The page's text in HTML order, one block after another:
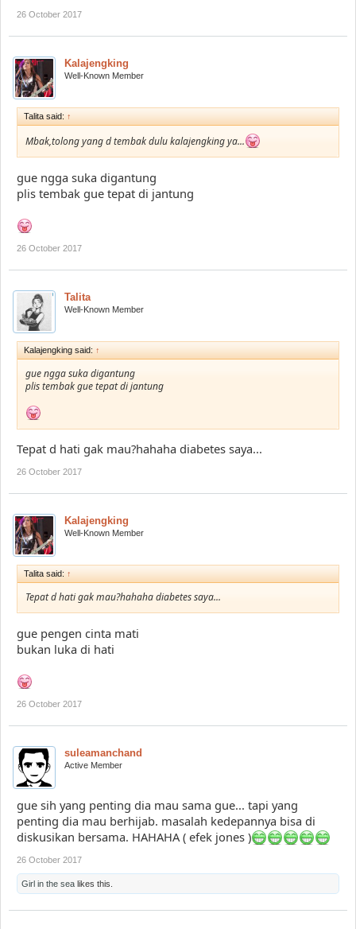
26 October 2017
Kalajengking
Well-Known Member
Talita said: ↑
Mbak,tolong yang d tembak dulu kalajengking ya...
gue ngga suka digantung
plis tembak gue tepat di jantung
26 October 2017
Talita
Well-Known Member
Kalajengking said: ↑
gue ngga suka digantung
plis tembak gue tepat di jantung
Tepat d hati gak mau?hahaha diabetes saya...
26 October 2017
Kalajengking
Well-Known Member
Talita said: ↑
Tepat d hati gak mau?hahaha diabetes saya...
gue pengen cinta mati
bukan luka di hati
26 October 2017
suleamanchand
Active Member
gue sih yang penting dia mau sama gue... tapi yang
penting dia mau berhijab. masalah kedepannya bisa di
diskusikan bersama. HAHAHA ( efek jones )
26 October 2017
Girl in the sea likes this.